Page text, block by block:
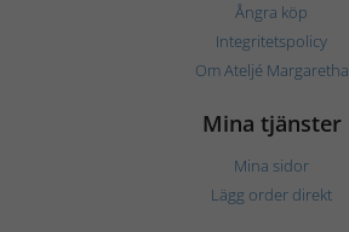
Ångra köp
Integritetspolicy
Om Ateljé Margaretha
Mina tjänster
Mina sidor
Lägg order direkt